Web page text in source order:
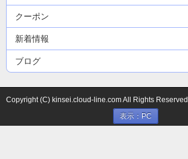
クーポン
新着情報
ブログ
Copyright (C) kinsei.cloud-line.com All Rights Reserved.
表示：PC